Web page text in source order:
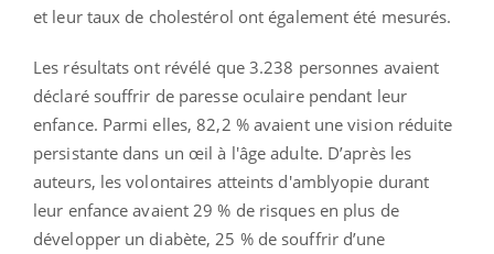
et leur taux de cholestérol ont également été mesurés.
Les résultats ont révélé que 3.238 personnes avaient
déclaré souffrir de paresse oculaire pendant leur
enfance. Parmi elles, 82,2 % avaient une vision réduite
persistante dans un œil à l'âge adulte. D’après les
auteurs, les volontaires atteints d'amblyopie durant
leur enfance avaient 29 % de risques en plus de
développer un diabète, 25 % de souffrir d’une